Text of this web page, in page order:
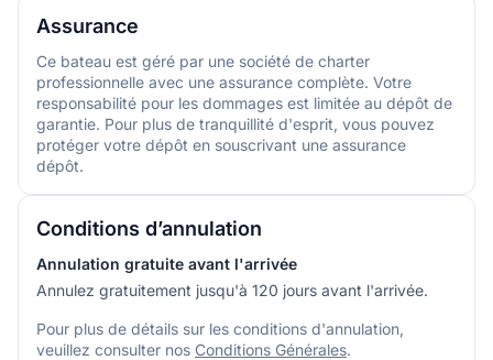
Assurance
Ce bateau est géré par une société de charter
professionnelle avec une assurance complète. Votre
responsabilité pour les dommages est limitée au dépôt de
garantie. Pour plus de tranquillité d'esprit, vous pouvez
protéger votre dépôt en souscrivant une assurance
dépôt.
Conditions d’annulation
Annulation gratuite avant l'arrivée
Annulez gratuitement jusqu'à 120 jours avant l'arrivée.
Pour plus de détails sur les conditions d'annulation,
veuillez consulter nos Conditions Générales.